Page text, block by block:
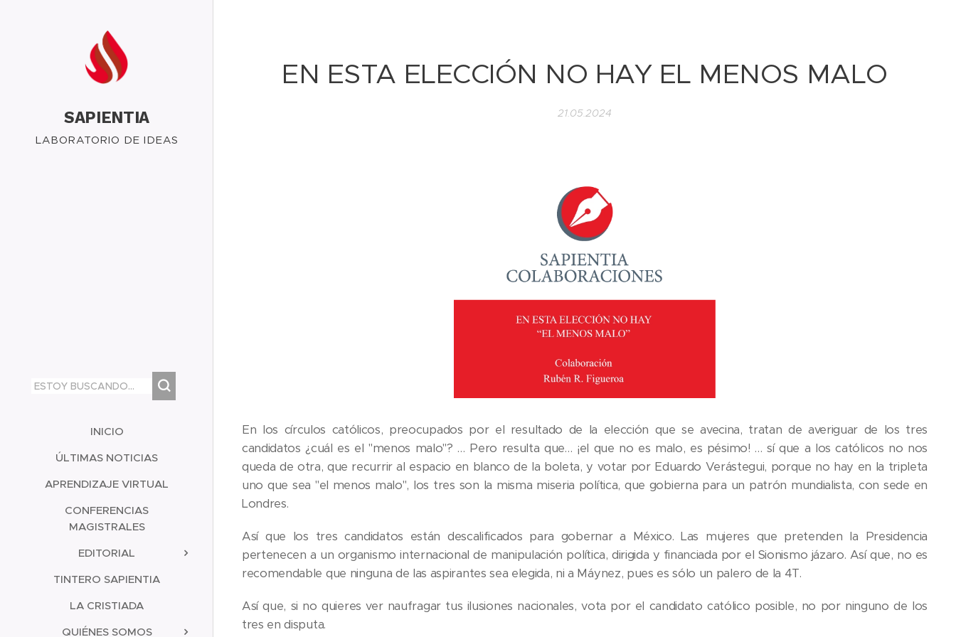
SAPIENTIA
LABORATORIO DE IDEAS
INICIO
ÚLTIMAS NOTICIAS
APRENDIZAJE VIRTUAL
CONFERENCIAS
MAGISTRALES
EDITORIAL
TINTERO SAPIENTIA
LA CRISTIADA
QUIÉNES SOMOS
EN ESTA ELECCIÓN NO HAY EL MENOS MALO
21.05.2024
En los círculos católicos, preocupados por el resultado de la elección que se avecina, tratan de averiguar de los tres
candidatos ¿cuál es el "menos malo"? … Pero resulta que… ¡el que no es malo, es pésimo! … sí que a los católicos no nos
queda de otra, que recurrir al espacio en blanco de la boleta, y votar por Eduardo Verástegui, porque no hay en la tripleta
uno que sea "el menos malo", los tres son la misma miseria política, que gobierna para un patrón mundialista, con sede en
Londres.
Así que los tres candidatos están descalificados para gobernar a México. Las mujeres que pretenden la Presidencia
pertenecen a un organismo internacional de manipulación política, dirigida y financiada por el Sionismo jázaro. Así que, no es
recomendable que ninguna de las aspirantes sea elegida, ni a Máynez, pues es sólo un palero de la 4T.
Así que, si no quieres ver naufragar tus ilusiones nacionales, vota por el candidato católico posible, no por ninguno de los
tres en disputa.